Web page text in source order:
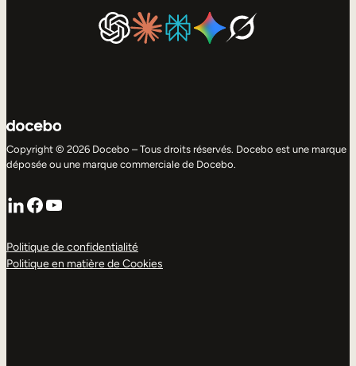
Copyright © 2026 Docebo – Tous droits réservés. Docebo est une marque
déposée ou une marque commerciale de Docebo.
LinkedIn
Facebook
YouTube
Politique de confidentialité
Politique en matière de Cookies